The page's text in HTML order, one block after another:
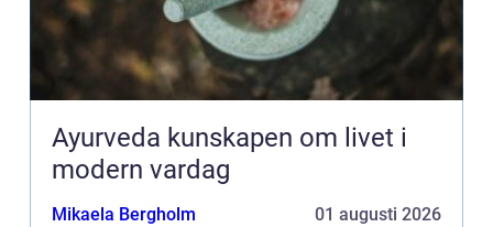
Ayurveda kunskapen om livet i
modern vardag
Mikaela Bergholm 01 augusti 2026